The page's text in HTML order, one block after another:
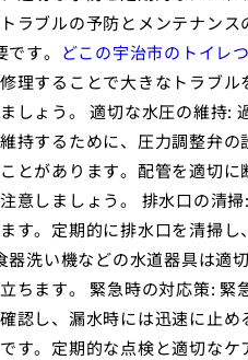
ラブルの予防とメンテナン
す。 どこの宇治市のトイレ
理することで大きなトラブ
しょう。 適切な水圧の維持:
持するために、圧力調整弁
とがあります。配管を適切
意しましょう。 排水口の清
す。定期的に排水口を清掃
洗い機などの水道器具は適
ちます。 緊急時の対応策:
認し、漏水時には迅速に止
す。定期的な点検と適切な